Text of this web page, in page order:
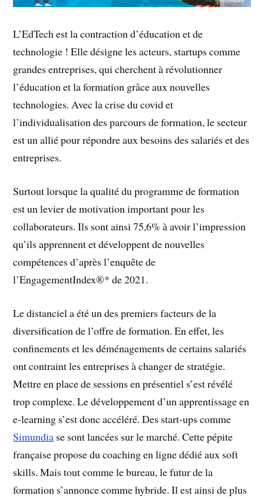
L’EdTech est la contraction d’éducation et de
technologie ! Elle désigne les acteurs, startups comme
grandes entreprises, qui cherchent à révolutionner
l’éducation et la formation grâce aux nouvelles
technologies. Avec la crise du covid et
l’individualisation des parcours de formation, le secteur
est un allié pour répondre aux besoins des salariés et des
entreprises.
Surtout lorsque la qualité du programme de formation
est un levier de motivation important pour les
collaborateurs. Ils sont ainsi 75,6% à avoir l’impression
qu’ils apprennent et développent de nouvelles
compétences d’après l’enquête de
l’EngagementIndex®* de 2021.
Le distanciel a été un des premiers facteurs de la
diversification de l’offre de formation. En effet, les
confinements et les déménagements de certains salariés
ont contraint les entreprises à changer de stratégie.
Mettre en place de sessions en présentiel s’est révélé
trop complexe. Le développement d’un apprentissage en
e-learning s’est donc accéléré. Des start-ups comme
Simundia se sont lancées sur le marché. Cette pépite
française propose du coaching en ligne dédié aux soft
skills. Mais tout comme le bureau, le futur de la
formation s’annonce comme hybride. Il est ainsi de plus